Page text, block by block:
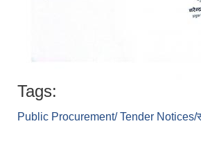
Tags:
Public Procurement/ Tender Notices/